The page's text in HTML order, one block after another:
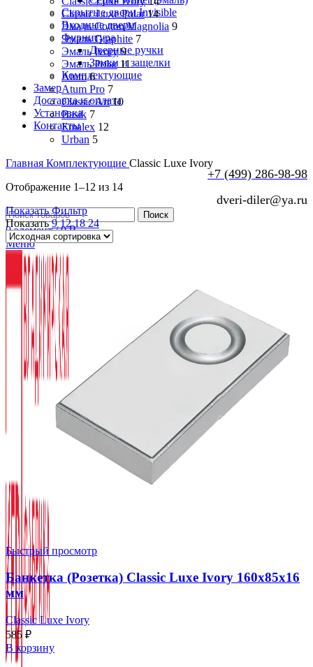
Скрытые двери Invisible
Входные двери
Фурнитура
Дверные ручки
Замки и защелки
Комплектующие
Замер
Доставка и оплата
Установка
Контакты
+7 (499) 286-98-98
dveri-diler@ya.ru
Поиск
0элемент / 0₽
Меню
Classic Luxe Polar 14
Эмаль Cotton/Magnolia 9
Эмаль Graphite 7
Эмаль Ivory 9
Эмаль Polar 11
Atum 6
Atum Pro 7
Classic Art 10
Basik 7
Emalex 12
Urban 5
Главная Комплектующие Classic Luxe Ivory
Отображение 1–12 из 14
Показать Фильтр
Показать9121824
Быстрый просмотр
Банкетка (Розетка) Classic Luxe Ivory 160x85x16
мм
Classic Luxe Ivory
585 ₽
В корзину